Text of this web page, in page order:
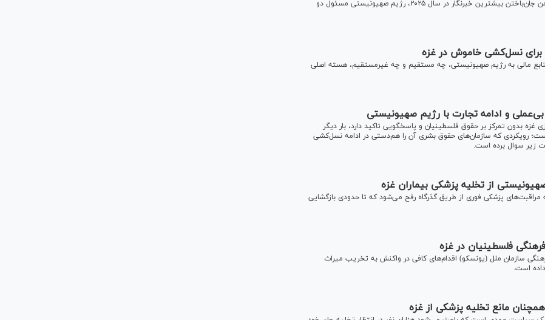
گزارش ویژه تازه کمیته حفاظت از خبرنگاران نشان می‌دهد که ضمن جان‌باختن بیشترین خبرنگار در سال ۲۰۲۵، رژیم صهیونیستی مسئول دو
برای نسل‌کشی خاموش در غزه
مالی به رژیم صهیونیستی، چه مستقیم و چه غیرمستقیم، هسته اصلی
و ادامه تجارت با رژیم صهیونیستی
غزه بدون تمرکز بر حقوق فلسطینیان و پاسخگویی تاکید دارد، بار دیگر
رویکردی که سازمان‌های حقوق بشری آن را هم‌دستی در ادامه نسل‌کشی
زیر سوال برده است.
از تخلیه پزشکی بیماران غزه
پزشکی فوری از طریق گذرگاه رفح می‌شود که تا حدودی بازگشایی
فلسطینیان در غزه
سازمان ملل (یونسکو) اقدام‌های کافی در واکنش به تخریب میراث
است.
مانع تخلیه پزشکی از غزه